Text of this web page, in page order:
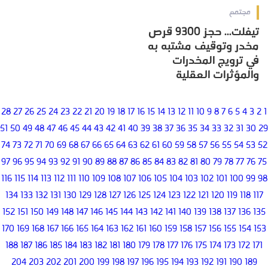
مجتمع
تيفلت... حجز 9300 قرص
مخدر وتوقيف مشتبه به
في ترويج المخدرات
والمؤثرات العقلية
1
2
3
4
5
6
7
8
9
10
11
12
13
14
15
16
17
18
19
20
21
22
23
24
25
26
27
28
29
30
31
32
33
34
35
36
37
38
39
40
41
42
43
44
45
46
47
48
49
50
51
52
53
54
55
56
57
58
59
60
61
62
63
64
65
66
67
68
69
70
71
72
73
74
75
76
77
78
79
80
81
82
83
84
85
86
87
88
89
90
91
92
93
94
95
96
97
98
99
100
101
102
103
104
105
106
107
108
109
110
111
112
113
114
115
116
117
118
119
120
121
122
123
124
125
126
127
128
129
130
131
132
133
134
135
136
137
138
139
140
141
142
143
144
145
146
147
148
149
150
151
152
153
154
155
156
157
158
159
160
161
162
163
164
165
166
167
168
169
170
171
172
173
174
175
176
177
178
179
180
181
182
183
184
185
186
187
188
189
190
191
192
193
194
195
196
197
198
199
200
201
202
203
204